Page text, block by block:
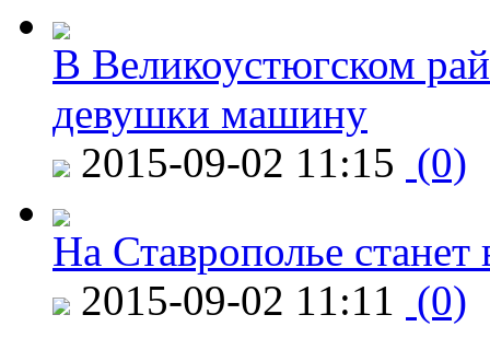
В Великоустюгском
девушки машину
2015-09-02 11:15 (0)
На Ставрополье
2015-09-02 11:11 (0)